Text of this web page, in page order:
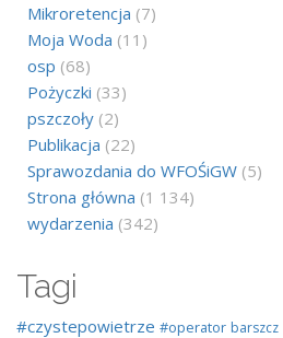
Mikroretencja (7)
Moja Woda (11)
osp (68)
Pożyczki (33)
pszczoły (2)
Publikacja (22)
Sprawozdania do WFOŚiGW (5)
Strona główna (1 134)
wydarzenia (342)
Tagi
#czystepowietrze #operator barszcz